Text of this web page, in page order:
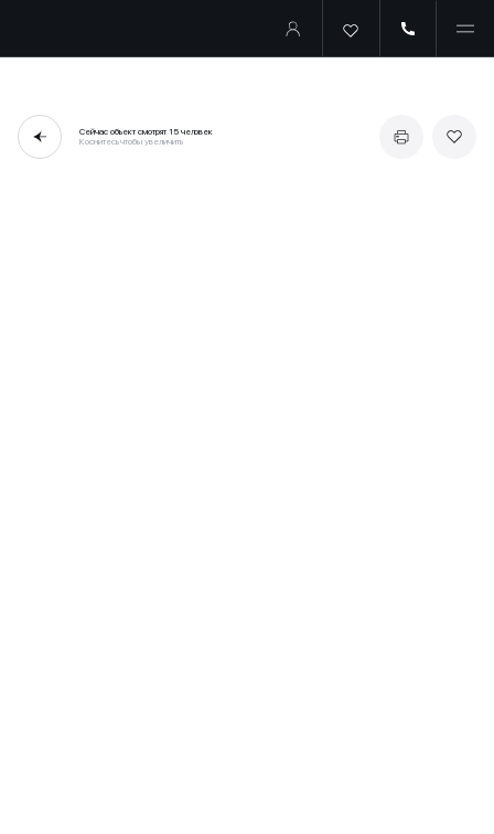
Сейчас объект смотрят15 человек
Коснитесь чтобы увеличить